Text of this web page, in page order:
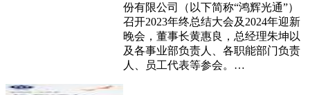
份有限公司（以下简称“鸿辉光通”）
召开2023年终总结大会及2024年迎新
晚会，董事长黄惠良，总经理朱坤以
及各事业部负责人、各职能部门负责
人、员工代表等参会。…